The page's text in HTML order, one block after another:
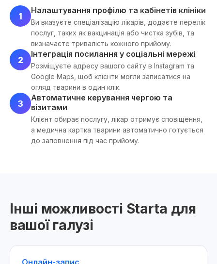
1
Налаштування профілю та кабінетів клініки
Ви вказуєте спеціалізацію лікарів, додаєте перелік
послуг, таких як вакцинація або чистка зубів, та
визначаєте тривалість кожного прийому.
2
Інтеграція посилання у соціальні мережі
Розміщуєте адресу вашого сайту в Instagram та
Google Maps, щоб клієнти могли записатися на
огляд тварини в один клік.
3
Автоматичне керування чергою та
візитами
Клієнт обирає послугу, лікар отримує сповіщення,
а медична картка тварини автоматично готується
до заповнення під час прийому.
Інші можливості Starta для
вашої галузі
Онлайн-запис